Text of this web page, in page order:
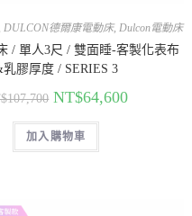
DULCON德爾康電動床,Dulcon電動床
/ 單人3尺 / 雙面睡-客製化表布
乳膠厚度 / SERIES 3
107,700 NT$64,600
加入購物車